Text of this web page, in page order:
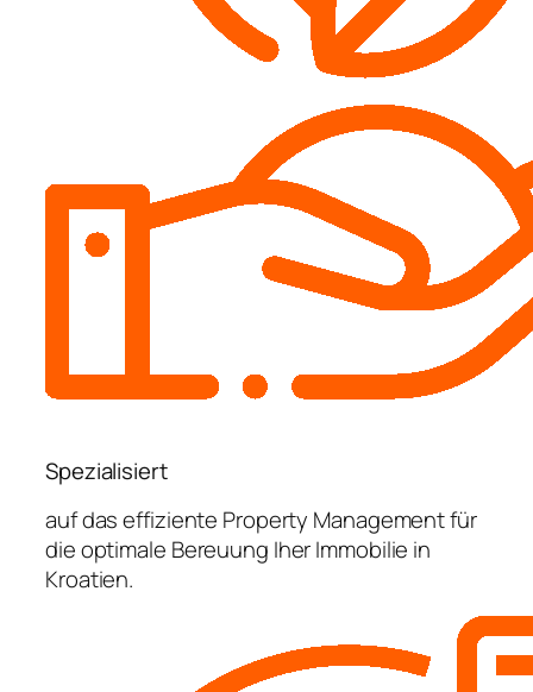
Spezialisiert
auf das effiziente Property Management für
die optimale Bereuung Iher Immobilie in
Kroatien.